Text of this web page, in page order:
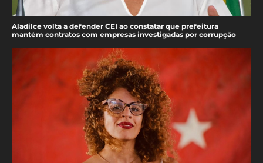
Aladilce volta a defender CEI ao constatar que prefeitura
mantém contratos com empresas investigadas por corrupção